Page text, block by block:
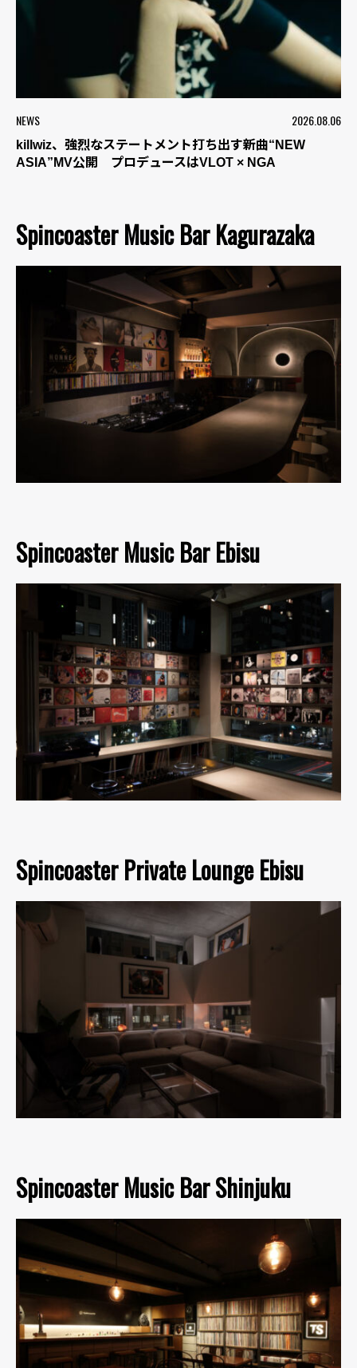
NEWS 2026.08.06
killwiz、強烈なステートメント打ち出す新曲“NEW
ASIA”MV公開 プロデュースはVLOT × NGA
Spincoaster Music Bar Kagurazaka
Spincoaster Music Bar Ebisu
Spincoaster Private Lounge Ebisu
Spincoaster Music Bar Shinjuku